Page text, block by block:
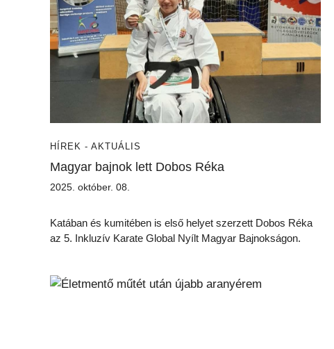
HÍREK - AKTUÁLIS
Magyar bajnok lett Dobos Réka
2025. október. 08.
Katában és kumitében is első helyet szerzett Dobos Réka
az 5. Inkluzív Karate Global Nyílt Magyar Bajnokságon.